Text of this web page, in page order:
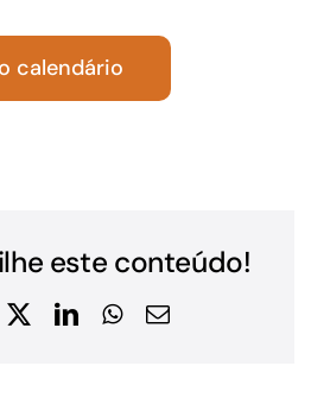
calendário
este conteúdo!
X LinkedInWhatsApp
E-